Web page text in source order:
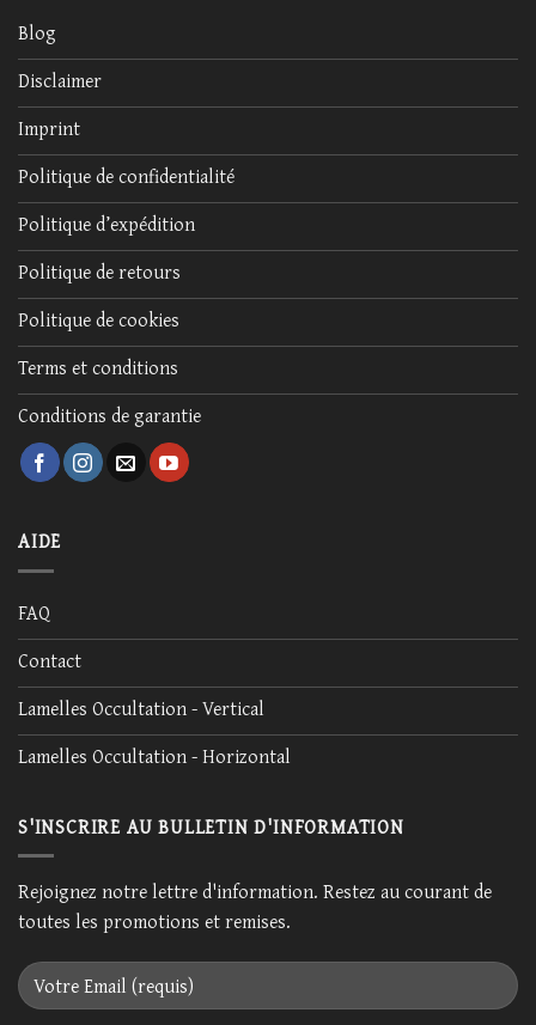
Blog
Disclaimer
Imprint
Politique de confidentialité
Politique d’expédition
Politique de retours
Politique de cookies
Terms et conditions
Conditions de garantie
AIDE
FAQ
Contact
Lamelles Occultation - Vertical
Lamelles Occultation - Horizontal
S'INSCRIRE AU BULLETIN D'INFORMATION
Rejoignez notre lettre d'information. Restez au courant de
toutes les promotions et remises.